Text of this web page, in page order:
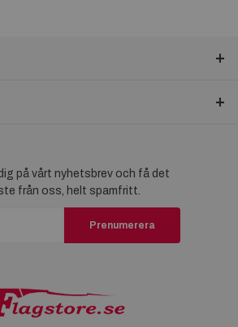
på vårt nyhetsbrev och få det
från oss, helt spamfritt.
Prenumerera